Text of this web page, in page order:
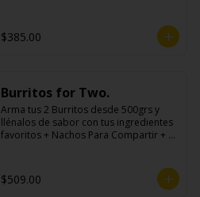
$385.00
Burritos for Two.
Arma tus 2 Burritos desde 500grs y
llénalos de sabor con tus ingredientes
favoritos + Nachos Para Compartir + 2
$509.00